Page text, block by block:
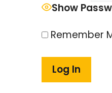
Show
Remember